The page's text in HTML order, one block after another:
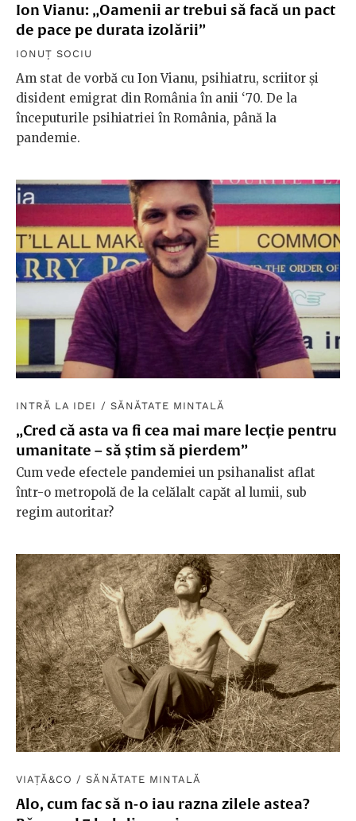
Ion Vianu: „Oamenii ar trebui să facă un pact
de pace pe durata izolării”
IONUȚ SOCIU
Am stat de vorbă cu Ion Vianu, psihiatru, scriitor și
disident emigrat din România în anii ‘70. De la
începuturile psihiatriei în România, până la
pandemie.
INTRĂ LA IDEI / SĂNĂTATE MINTALĂ
„Cred că asta va fi cea mai mare lecție pentru
umanitate – să știm să pierdem”
Cum vede efectele pandemiei un psihanalist aflat
într-o metropolă de la celălalt capăt al lumii, sub
regim autoritar?
VIAȚĂ&CO /SĂNĂTATE MINTALĂ
Alo, cum fac să n-o iau razna zilele astea?